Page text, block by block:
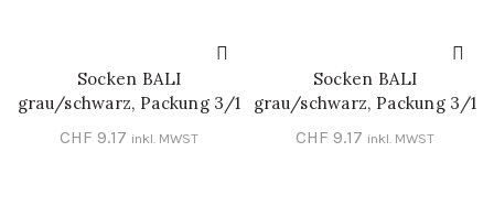
IN DEN WARENKORB
Socken BALI
grau/schwarz, Packung 3/1
CHF 9.17 inkl. MWST
IN DEN WARENKORB
Socken BALI
grau/schwarz, Packung 3/1
CHF 9.17 inkl. MWST